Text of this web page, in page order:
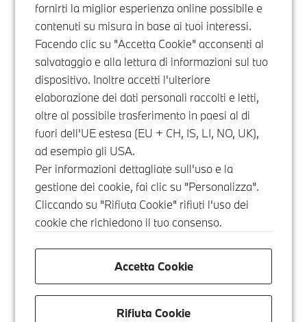
fornirti la miglior esperienza online possibile e
contenuti su misura in base ai tuoi interessi.
Facendo clic su "Accetta Cookie" acconsenti al
salvataggio e alla lettura di informazioni sul tuo
dispositivo. Inoltre accetti l'ulteriore
elaborazione dei dati personali raccolti e letti,
oltre al possibile trasferimento in paesi al di
fuori dell'UE estesa (EU + CH, IS, LI, NO, UK),
ad esempio gli USA.
Per informazioni dettagliate sull'uso e la
gestione dei cookie, fai clic su "Personalizza".
Cliccando su "Rifiuta Cookie" rifiuti l'uso dei
cookie che richiedono il tuo consenso.
Rifiuta Cookie
Accetta Cookie